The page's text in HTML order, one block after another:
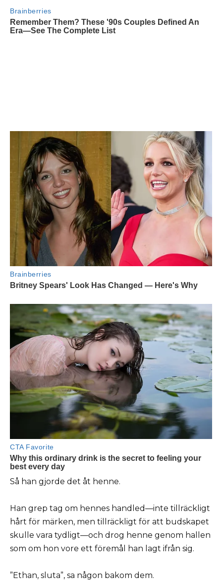
Så han gjorde det åt henne.
Han grep tag om hennes handled—inte tillräckligt
hårt för märken, men tillräckligt för att budskapet
skulle vara tydligt—och drog henne genom hallen
som om hon vore ett föremål han lagt ifrån sig.
”Ethan, sluta”, sa någon bakom dem.